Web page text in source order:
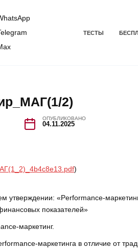
ТЕСТЫ
2)
ОПУБЛИКОВАНО
04.11.2025
)
утверждении: «Performance-
показателей»
маркетинг.
маркетинга в отличие от